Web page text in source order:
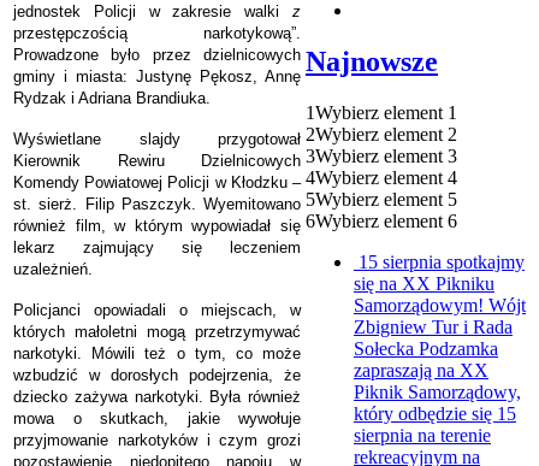
jednostek Policji w
zakresie walki z
przestępczością narkotykową”
Prowadzone było przez dzielnicowych
gminy i miasta: Justynę Pękosz, Annę
Rydzak i Adriana Brandiuka.
Wyświetlane slajdy przygotował
Kierownik Rewiru Dzielnicowych
Komendy Powiatowej Policji w Kłodzku –
st. sierż. Filip Paszczyk. Wyemitowano
również film, w którym wypowiadał się
lekarz zajmujący się leczeniem
uzależnień.
Policjanci opowiadali o miejscach, w
których małoletni mogą przetrzymywać
narkotyki. Mówili też o tym, co może
wzbudzić w dorosłych podejrzenia, że
dziecko zażywa narkotyki. Była również
mowa o skutkach, jakie wywołuje
przyjmowanie narkotyków i czym grozi
pozostawienie niedopitego napoju w
Najnowsze
1Wybierz element 1
2Wybierz element 2
3Wybierz element 3
4Wybierz element 4
5Wybierz element 5
6Wybierz element 6
15 sierpnia spotkajmy
się na XX Pikniku
Samorządowym! Wójt
Zbigniew Tur i Rada
Sołecka Podzamka
zapraszają na XX
Piknik Samorządowy,
który odbędzie się 15
sierpnia na terenie
rekreacyjnym na